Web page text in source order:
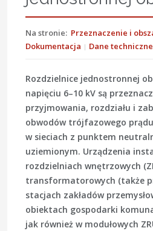
Na stronie: Przeznaczenie i
Dokumentacja
Dane techniczne
Rozdzielnice jednostronnej
napięciu 6–10 kV są
przyjmowania, rozdziału i
obwodów trójfazowego
w sieciach z punktem
uziemionym. Urządzenia
rozdzielniach wnętrzowych
transformatorowych (także
stacjach zakładów
obiektach gospodarki
jak również w modułowych